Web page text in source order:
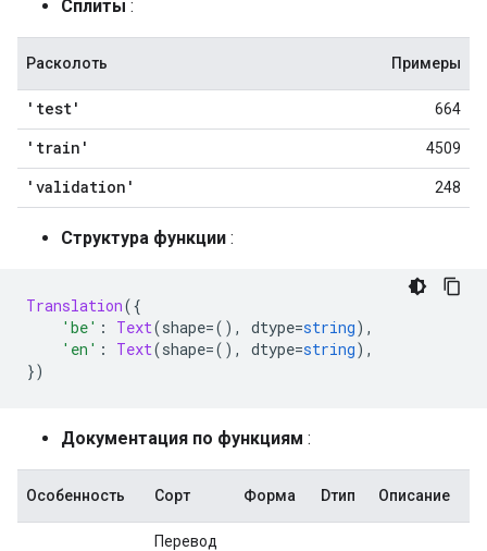
Сплиты :
Расколоть Примеры
'test' 664
'train' 4509
'validation' 248
Структура функции :
Translation({
'be' : Text(shape=(), dtype=string),
'en' : Text(shape=(), dtype=string),
})
Документация по функциям :
Особенность Сорт Форма Dтип Описание
Перевод